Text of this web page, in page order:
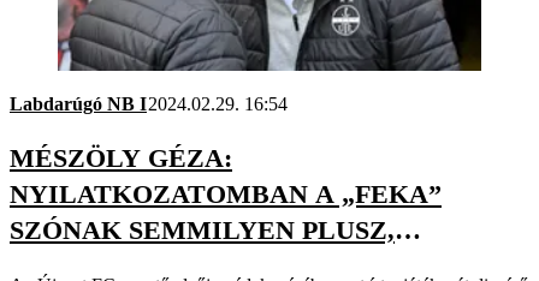
Labdarúgó NB I2024.02.29. 16:54
MÉSZÖLY GÉZA:
NYILATKOZATOMBAN A „FEKA”
SZÓNAK SEMMILYEN PLUSZ,
PEJORATIV TARTALMA NEM VOLT